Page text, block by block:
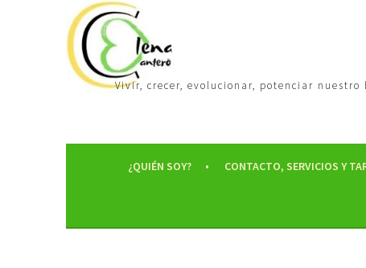
Vivir, crecer, evolucionar, potenciar
¿QUIÉN SOY? CONTACTO, SERVICIOS Y